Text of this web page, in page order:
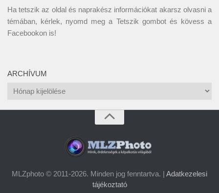
Ha tetszik az oldal és naprakész információkat akarsz olvasni a
témában, kérlek, nyomd meg a Tetszik gombot és kövess a
Facebookon is!
ARCHÍVUM
Archívum
MLZphoto © 2011-2026. Minden jog fenntartva. | Adatkezelesi
tájékoztató